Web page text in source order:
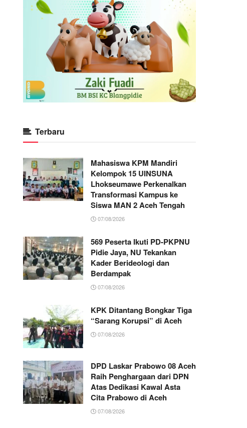
Terbaru
Mahasiswa KPM Mandiri
Kelompok 15 UINSUNA
Lhokseumawe Perkenalkan
Transformasi Kampus ke
Siswa MAN 2 Aceh Tengah
07/08/2026
569 Peserta Ikuti PD-PKPNU
Pidie Jaya, NU Tekankan
Kader Berideologi dan
Berdampak
07/08/2026
KPK Ditantang Bongkar Tiga
“Sarang Korupsi” di Aceh
07/08/2026
DPD Laskar Prabowo 08 Aceh
Raih Penghargaan dari DPN
Atas Dedikasi Kawal Asta
Cita Prabowo di Aceh
07/08/2026